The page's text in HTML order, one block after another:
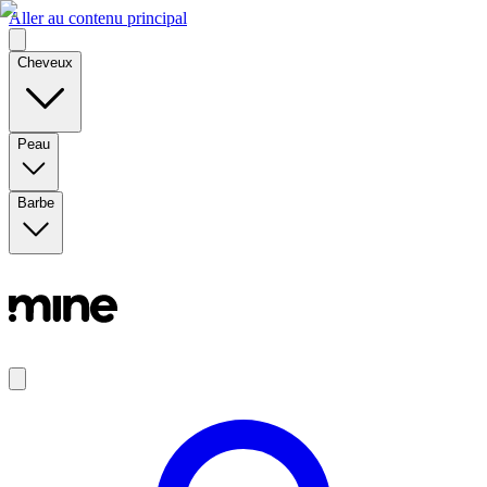
Aller au contenu principal
Cheveux
Peau
Barbe